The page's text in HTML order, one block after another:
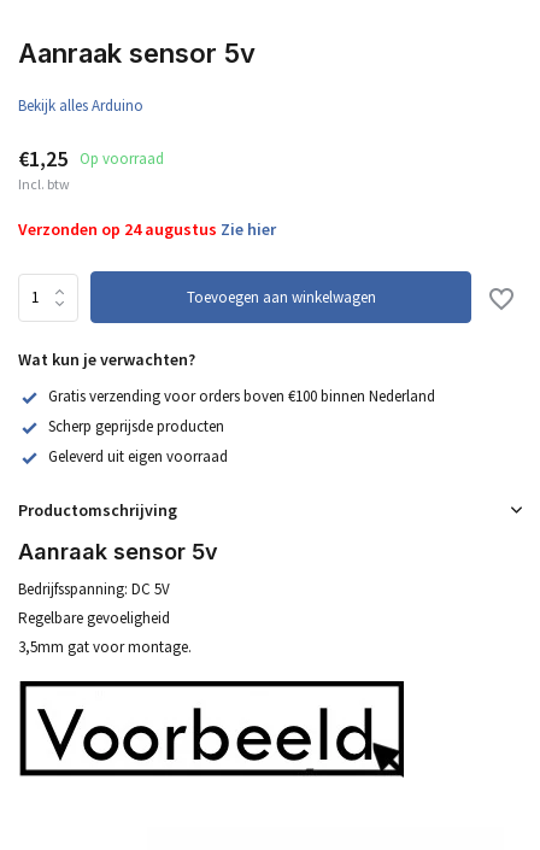
Aanraak sensor 5v
Bekijk alles Arduino
€1,25 Op voorraad
Incl. btw
Verzonden op 24 augustus Zie hier
Toevoegen aan winkelwagen
Wat kun je verwachten?
Gratis verzending voor orders boven €100 binnen Nederland
Scherp geprijsde producten
Geleverd uit eigen voorraad
Productomschrijving
Aanraak sensor 5v
Bedrijfsspanning: DC 5V
Regelbare gevoeligheid
3,5mm gat voor montage.